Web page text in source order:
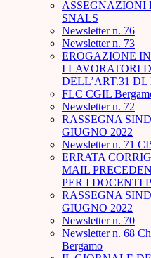
ASSEGNAZIONI
SNALS
Newsletter n. 76
Newsletter n. 73
EROGAZIONE
I LAVORATORI
DELL’ART.31 DL
FLC CGIL
Newsletter n. 72
RASSEGNA
GIUGNO 2022
Newsletter n. 71
ERRATA
MAIL
PER I DOCENTI
RASSEGNA
GIUGNO 2022
Newsletter n. 70
Newsletter n. 68
Bergamo